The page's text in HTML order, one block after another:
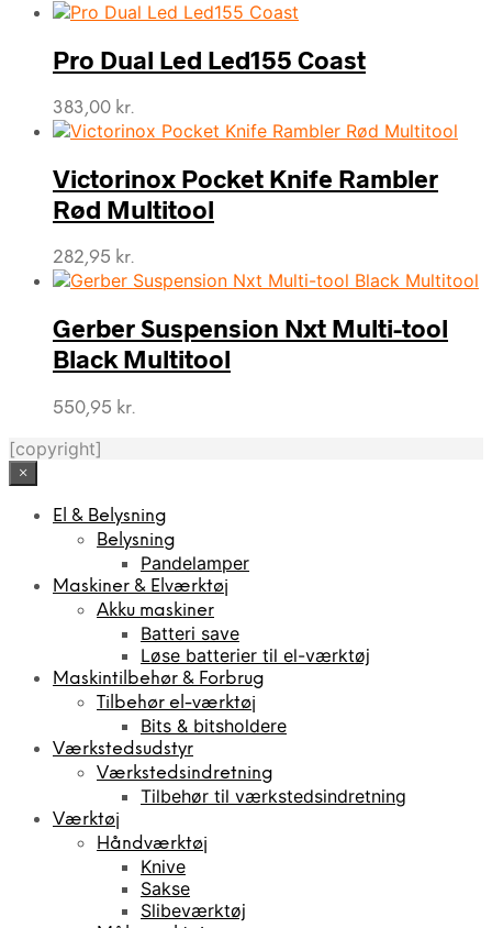
Pro Dual Led Led155 Coast
383,00 kr.
Victorinox Pocket Knife Rambler
Rød Multitool
282,95 kr.
Gerber Suspension Nxt Multi-tool
Black Multitool
550,95 kr.
[copyright]
×
El & Belysning
Belysning
Pandelamper
Maskiner & Elværktøj
Akku maskiner
Batteri save
Løse batterier til el-værktøj
Maskintilbehør & Forbrug
Tilbehør el-værktøj
Bits & bitsholdere
Værkstedsudstyr
Værkstedsindretning
Tilbehør til værkstedsindretning
Værktøj
Håndværktøj
Knive
Sakse
Slibeværktøj